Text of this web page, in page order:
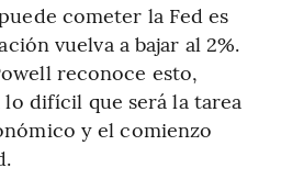
cometer la Fed es
vuelva a bajar al 2%.
reconoce esto,
difícil que será la tarea
y el comienzo